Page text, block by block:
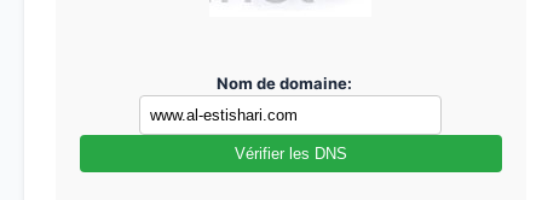
Nom de domaine:
Vérifier les DNS